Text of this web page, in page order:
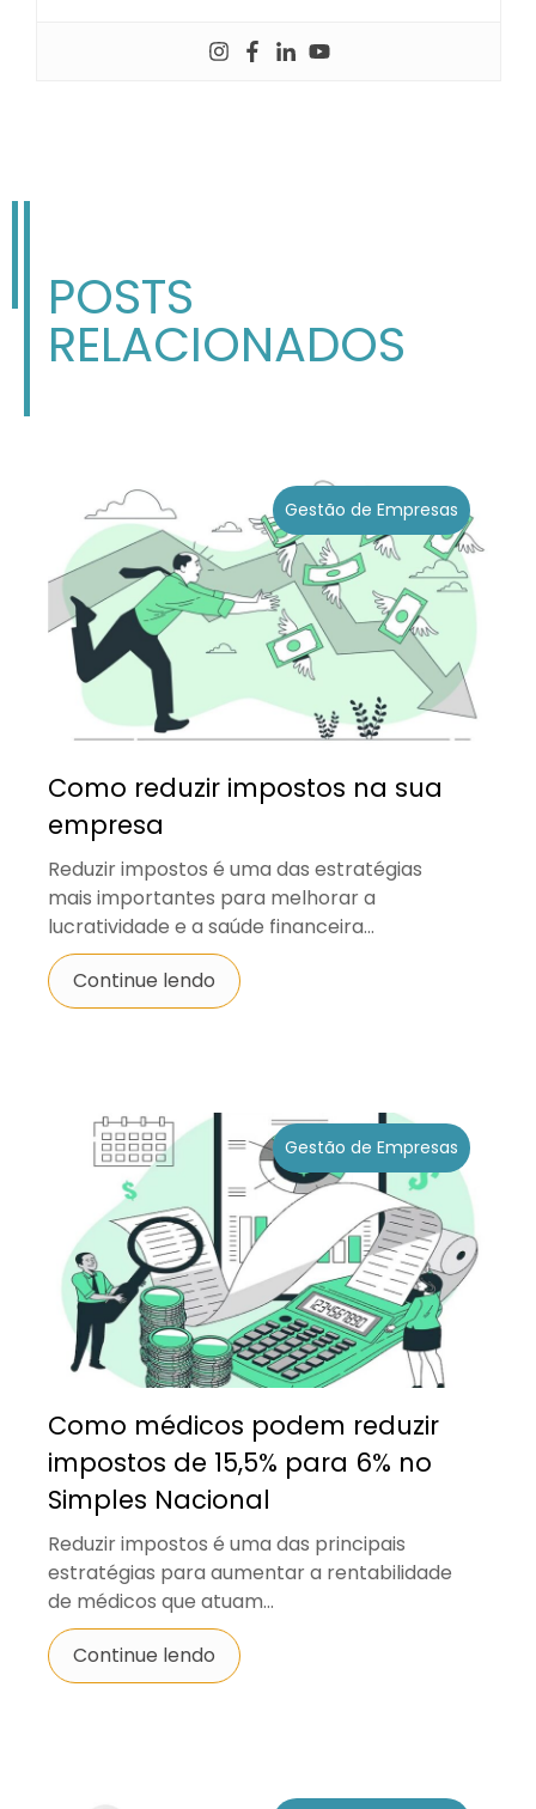
POSTS
RELACIONADOS
Gestão de Empresas
Como reduzir impostos na sua
empresa
Reduzir impostos é uma das estratégias
mais importantes para melhorar a
lucratividade e a saúde financeira...
Continue lendo
Gestão de Empresas
Como médicos podem reduzir
impostos de 15,5% para 6% no
Simples Nacional
Reduzir impostos é uma das principais
estratégias para aumentar a rentabilidade
de médicos que atuam...
Continue lendo